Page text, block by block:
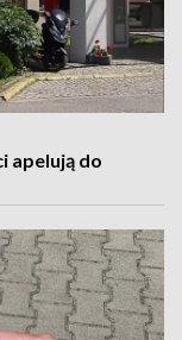
apelują do